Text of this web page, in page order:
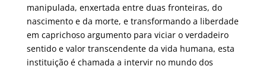
manipulada, enxertada entre duas fronteiras, do
nascimento e da morte, e transformando a liberdade
em caprichoso argumento para viciar o verdadeiro
sentido e valor transcendente da vida humana, esta
instituição é chamada a intervir no mundo dos